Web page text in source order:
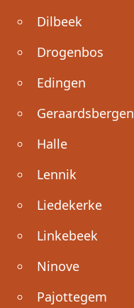
Dilbeek
Drogenbos
Edingen
Geraardsbergen
Halle
Lennik
Liedekerke
Linkebeek
Ninove
Pajottegem